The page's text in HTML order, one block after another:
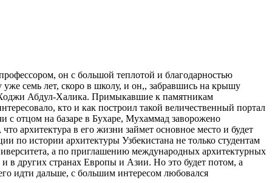
он с большой теплотой и благодарностью
семь лет, скоро в школу, и он,, забравшись на крышу
Ходжи Абдул-Халика. Примыкавшие к памятникам
кто и как построил такой величественный портал
с отцом на базаре в Бухаре, Мухаммад заворожено
архитектура в его жизни займет основное место и будет
по истории архитектуры Узбекистана не только студентам
а по приглашению международных архитектурных
в других странах Европы и Азии. Но это будет потом, а
идти дальше, с большим интересом любовался